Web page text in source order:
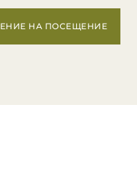
НА ПОСЕЩЕНИЕ